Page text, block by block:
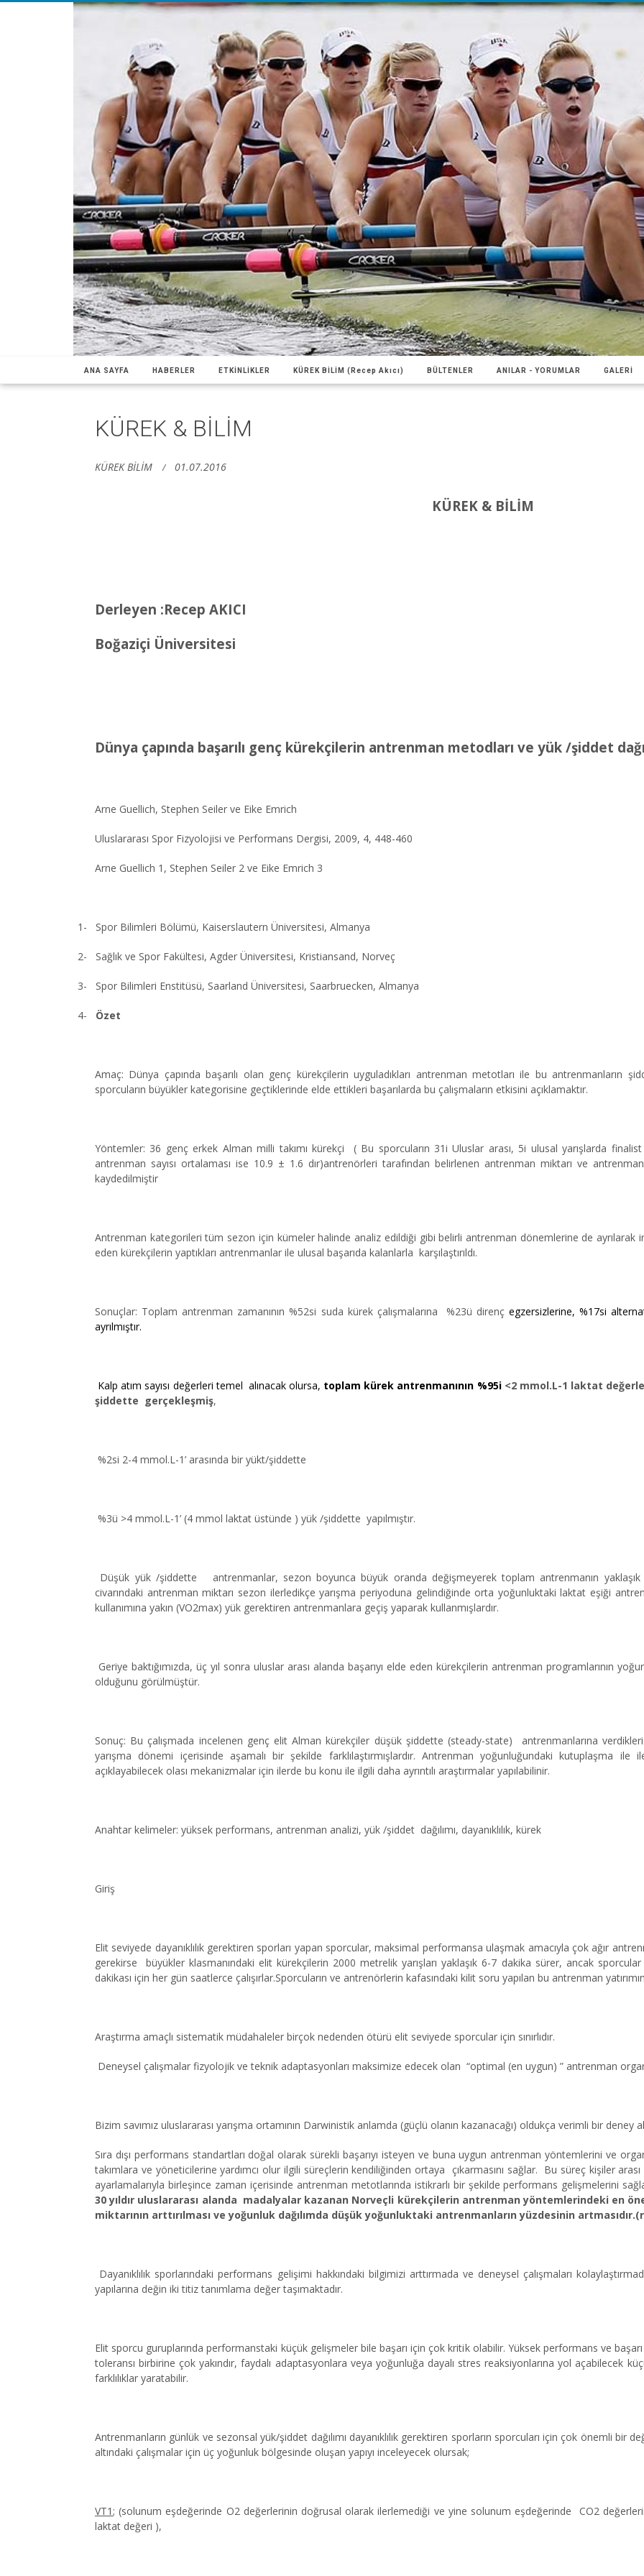
ANA SAYFA HABERLER ETKİNLİKLER KÜREK BİLİM (Recep Akıcı) BÜLTENLER ANILAR - YORUMLAR GALERİ
KÜREK & BİLİM
KÜREK BİLİM 01.07.2016
KÜREK & BİLİM
Derleyen :Recep AKICI
Boğaziçi Üniversitesi
Dünya çapında başarılı genç kürekçilerin antrenman metodları ve yük /şiddet
Arne Guellich, Stephen Seiler ve Eike Emrich
Uluslararası Spor Fizyolojisi ve Performans Dergisi, 2009, 4, 448-460
Arne Guellich 1, Stephen Seiler 2 ve Eike Emrich 3
1- Spor Bilimleri Bölümü, Kaiserslautern Üniversitesi, Almanya
2- Sağlık ve Spor Fakültesi, Agder Üniversitesi, Kristiansand, Norveç
3- Spor Bilimleri Enstitüsü, Saarland Üniversitesi, Saarbruecken, Almanya
4- Özet
Amaç: Dünya çapında başarılı olan genç kürekçilerin uyguladıkları antrenman metotları ile bu antrenmanların
sporcuların büyükler kategorisine geçtiklerinde elde ettikleri başarılarda bu çalışmaların etkisini açıklamaktır.
Yöntemler: 36 genç erkek Alman milli takımı kürekçi ( Bu sporcuların 31i Uluslar arası, 5i ulusal yarışlarda
antrenman sayısı ortalaması ise 10.9 ± 1.6 dır)antrenörleri tarafından belirlenen antrenman miktarı ve
kaydedilmiştir
Antrenman kategorileri tüm sezon için kümeler halinde analiz edildiği gibi belirli antrenman dönemlerine de ayrılarak
eden kürekçilerin yaptıkları antrenmanlar ile ulusal başarıda kalanlarla karşılaştırıldı.
Sonuçlar: Toplam antrenman zamanının %52si suda kürek çalışmalarına %23ü dirençegzersizlerine, %17si
ayrılmıştır.
Kalp atım sayısı değerleri temel alınacak olursa, toplam kürek antrenmanının %95i <2 mmol.L-1 laktat
şiddette gerçekleşmiş,
%2si 2-4 mmol.L-1’ arasında bir yükt/şiddette
%3ü >4 mmol.L-1’ (4 mmol laktat üstünde ) yük /şiddette yapılmıştır.
Düşük yük /şiddette antrenmanlar, sezon boyunca büyük oranda değişmeyerek toplam antrenmanın
civarındaki antrenman miktarı sezon ilerledikçe yarışma periyoduna gelindiğinde orta yoğunluktaki laktat eşiği
kullanımına yakın (VO2max) yük gerektiren antrenmanlara geçiş yaparak kullanmışlardır.
Geriye baktığımızda, üç yıl sonra uluslar arası alanda başarıyı elde eden kürekçilerin antrenman programlarının
olduğunu görülmüştür.
Sonuç: Bu çalışmada incelenen genç elit Alman kürekçiler düşük şiddette (steady-state) antrenmanlarına
yarışma dönemi içerisinde aşamalı bir şekilde farklılaştırmışlardır. Antrenman yoğunluğundaki kutuplaşma ile
açıklayabilecek olası mekanizmalar için ilerde bu konu ile ilgili daha ayrıntılı araştırmalar yapılabilinir.
Anahtar kelimeler: yüksek performans, antrenman analizi, yük /şiddet dağılımı, dayanıklılık, kürek
Giriş
Elit seviyede dayanıklılık gerektiren sporları yapan sporcular, maksimal performansa ulaşmak amacıyla çok ağır
gerekirse büyükler klasmanındaki elit kürekçilerin 2000 metrelik yarışları yaklaşık 6-7 dakika sürer, ancak
dakikası için her gün saatlerce çalışırlar.Sporcuların ve antrenörlerin kafasındaki kilit soru yapılan bu antrenman
Araştırma amaçlı sistematik müdahaleler birçok nedenden ötürü elit seviyede sporcular için sınırlıdır.
Deneysel çalışmalar fizyolojik ve teknik adaptasyonları maksimize edecek olan “optimal (en uygun) ” antrenman
Bizim savımız uluslararası yarışma ortamının Darwinistik anlamda (güçlü olanın kazanacağı) oldukça verimli bir deney
Sıra dışı performans standartları doğal olarak sürekli başarıyı isteyen ve buna uygun antrenman yöntemlerini ve
takımlara ve yöneticilerine yardımcı olur ilgili süreçlerin kendiliğinden ortaya çıkarmasını sağlar. Bu süreç kişiler
ayarlamalarıyla birleşince zaman içerisinde antrenman metotlarında istikrarlı bir şekilde performans gelişmelerini
30 yıldır uluslararası alanda madalyalar kazanan Norveçli kürekçilerin antrenman yöntemlerindeki en
miktarının arttırılması ve yoğunluk dağılımda düşük yoğunluktaki antrenmanların yüzdesinin
Dayanıklılık sporlarındaki performans gelişimi hakkındaki bilgimizi arttırmada ve deneysel çalışmaları
yapılarına değin iki titiz tanımlama değer taşımaktadır.
Elit sporcu guruplarında performanstaki küçük gelişmeler bile başarı için çok kritik olabilir. Yüksek performans ve
toleransı birbirine çok yakındır, faydalı adaptasyonlara veya yoğunluğa dayalı stres reaksiyonlarına yol açabilecek
farklılıklar yaratabilir.
Antrenmanların günlük ve sezonsal yük/şiddet dağılımı dayanıklılık gerektiren sporların sporcuları için çok önemli
altındaki çalışmalar için üç yoğunluk bölgesinde oluşan yapıyı inceleyecek olursak;
VT1 ; (solunum eşdeğerinde O2 değerlerinin doğrusal olarak ilerlemediği ve yine solunum eşdeğerinde CO2
laktat değeri ),